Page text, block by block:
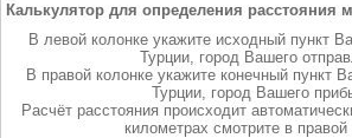
Калькулятор для определения расстояния
В левой колонке укажите исходный пункт
Турции, город Вашего
В правой колонке укажите конечный пункт
Турции, город Вашего
Расчёт расстояния происходит
километрах смотрите в правой